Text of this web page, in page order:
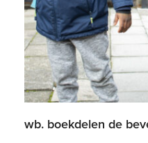
wb. boekdelen de